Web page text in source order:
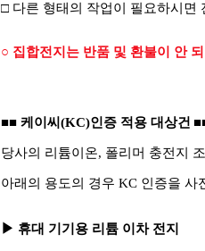
□ 다른 형태의 작업이 필요하시면
○ 집합전지는 반품 및 환불이 안
■■ 케이씨(KC)인증 적용 대상건
당사의 리튬이온, 폴리머 충전지
아래의 용도의 경우 KC 인증을 사
▶ 휴대 기기용 리튬 이차 전지